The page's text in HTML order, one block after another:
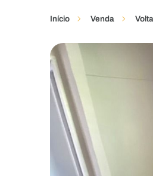
Início Venda